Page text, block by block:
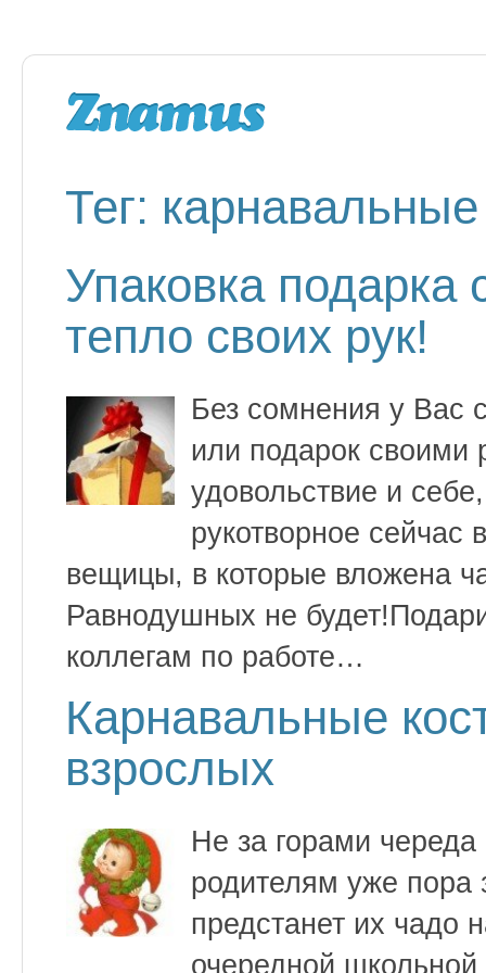
Тег:
Упаковка
тепло своих рук!
Без сомнения у Вас
или подарок своими
удовольствие и
рукотворное
вещицы, в которые вложена
Равнодушных не
коллегам по работе…
Карнавальные
взрослых
Не за горами череда
родителям уже пора
предстанет их чадо
очередной школьной